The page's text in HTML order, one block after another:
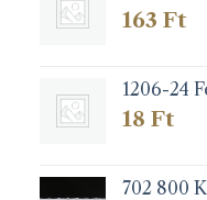
163 Ft
1206-24
18 Ft
702 800